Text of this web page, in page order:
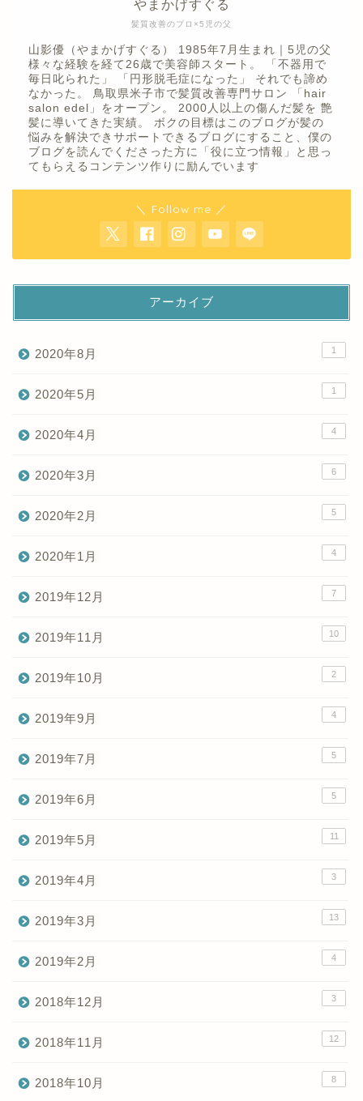
髪質改善のプロ×5児の父
やまかげすぐる
山影優（やまかげすぐる） 1985年7月生まれ｜5児の父
様々な経験を経て26歳で美容師スタート。 「不器用で
毎日叱られた」 「円形脱毛症になった」 それでも諦め
なかった。 鳥取県米子市で髪質改善専門サロン 「hair
salon edel」をオープン。 2000人以上の傷んだ髪を 艶
髪に導いてきた実績。 ボクの目標はこのブログが髪の
悩みを解決できサポートできるブログにすること、僕の
ブログを読んでくださった方に「役に立つ情報」と思っ
てもらえるコンテンツ作りに励んでいます
＼ Follow me ／
アーカイブ
2020年8月 1
2020年5月 1
2020年4月 4
2020年3月 6
2020年2月 5
2020年1月 4
2019年12月 7
2019年11月 10
2019年10月 2
2019年9月 4
2019年7月 5
2019年6月 5
2019年5月 11
2019年4月 3
2019年3月 13
2019年2月 4
2018年12月 3
2018年11月 12
2018年10月 8